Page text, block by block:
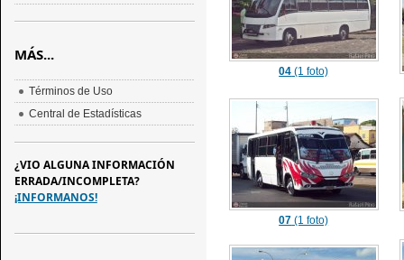
04 (1 foto)
07 (1 foto)
MÁS...
Términos de Uso
Central de Estadísticas
¿VIO ALGUNA INFORMACIÓN
ERRADA/INCOMPLETA?
¡INFORMANOS!